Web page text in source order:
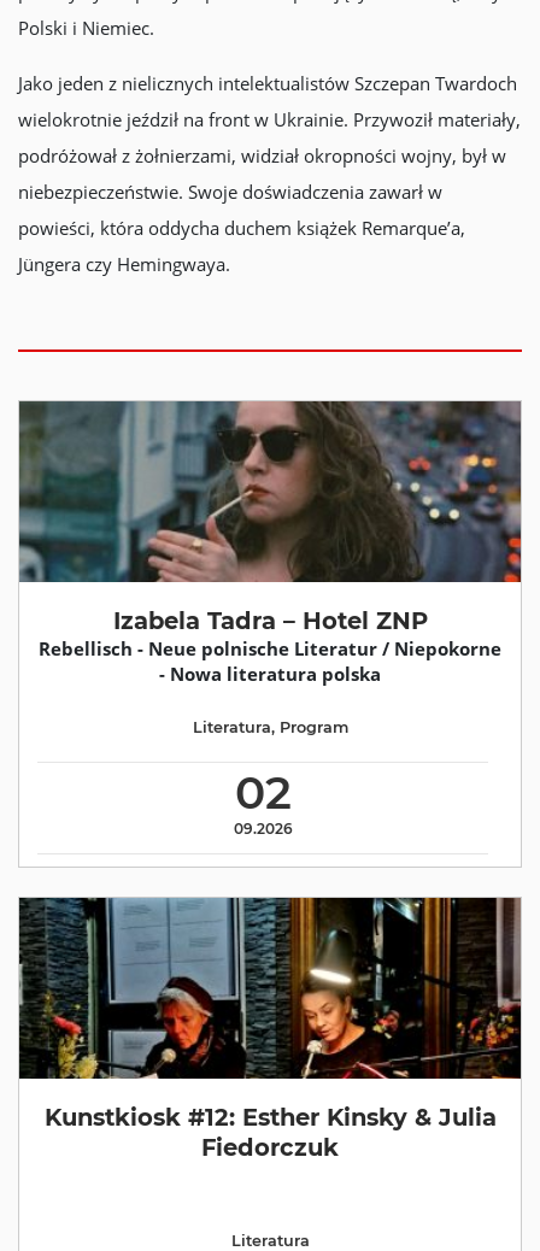
Polski i Niemiec.
Jako jeden z nielicznych intelektualistów Szczepan Twardoch
wielokrotnie jeździł na front w Ukrainie. Przywoził materiały,
podróżował z żołnierzami, widział okropności wojny, był w
niebezpieczeństwie. Swoje doświadczenia zawarł w
powieści, która oddycha duchem książek Remarque’a,
Jüngera czy Hemingwaya.
Izabela Tadra – Hotel ZNP
Rebellisch - Neue polnische Literatur / Niepokorne
- Nowa literatura polska
02
09.2026
Literatura, Program
Kunstkiosk #12: Esther Kinsky & Julia
Fiedorczuk
Literatura